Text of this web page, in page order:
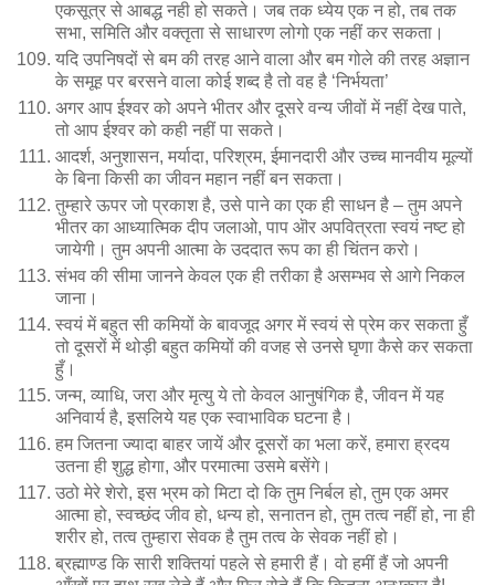
एकसूत्र से आबद्ध नही हो सकते। जब तक ध्येय एक न हो, तब तक
सभा, समिति और वक्तृता से साधारण लोगो एक नहीं कर सकता।
यदि उपनिषदों से बम की तरह आने वाला और बम गोले की तरह अज्ञान
के समूह पर बरसने वाला कोई शब्द है तो वह है ‘निर्भयता’
अगर आप ईश्वर को अपने भीतर और दूसरे वन्य जीवों में नहीं देख पाते,
तो आप ईश्वर को कही नहीं पा सकते।
आदर्श, अनुशासन, मर्यादा, परिश्रम, ईमानदारी और उच्च मानवीय मूल्यों
के बिना किसी का जीवन महान नहीं बन सकता।
तुम्हारे ऊपर जो प्रकाश है, उसे पाने का एक ही साधन है – तुम अपने
भीतर का आध्यात्मिक दीप जलाओ, पाप ऒर अपवित्रता स्वयं नष्ट हो
जायेगी। तुम अपनी आत्मा के उददात रूप का ही चिंतन करो।
संभव की सीमा जानने केवल एक ही तरीका है असम्भव से आगे निकल
जाना।
स्वयं में बहुत सी कमियों के बावजूद अगर में स्वयं से प्रेम कर सकता हुँ
तो दूसरों में थोड़ी बहुत कमियों की वजह से उनसे घृणा कैसे कर सकता
हुँ।
जन्म, व्याधि, जरा और मृत्यु ये तो केवल आनुषंगिक है, जीवन में यह
अनिवार्य है, इसलिये यह एक स्वाभाविक घटना है।
हम जितना ज्यादा बाहर जायें और दूसरों का भला करें, हमारा ह्रदय
उतना ही शुद्ध होगा, और परमात्मा उसमे बसेंगे।
उठो मेरे शेरो, इस भ्रम को मिटा दो कि तुम निर्बल हो, तुम एक अमर
आत्मा हो, स्वच्छंद जीव हो, धन्य हो, सनातन हो, तुम तत्व नहीं हो, ना ही
शरीर हो, तत्व तुम्हारा सेवक है तुम तत्व के सेवक नहीं हो।
ब्रह्माण्ड कि सारी शक्तियां पहले से हमारी हैं। वो हमीं हैं जो अपनी